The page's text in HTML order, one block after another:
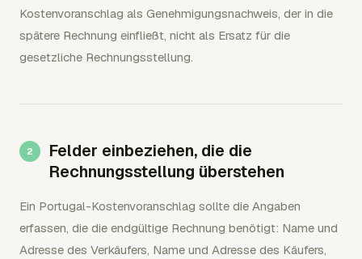
Kostenvoranschlag als Genehmigungsnachweis, der in die
spätere Rechnung einfließt, nicht als Ersatz für die
gesetzliche Rechnungsstellung.
Felder einbeziehen, die die
Rechnungsstellung überstehen
Ein Portugal-Kostenvoranschlag sollte die Angaben
erfassen, die die endgültige Rechnung benötigt: Name und
Adresse des Verkäufers, Name und Adresse des Käufers,